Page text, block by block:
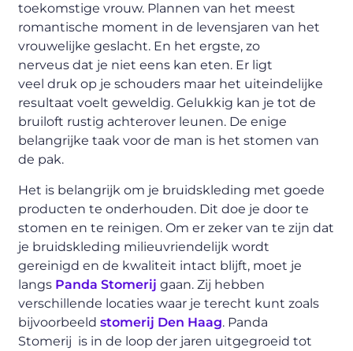
toekomstige vrouw. P lannen van het meest
romantische moment in de levensjaren van het
vrouwelijke geslacht. En het ergste, zo
nerveus dat je niet eens kan eten. Er ligt
veeldrukop je schouders maar het uiteindelijke
resultaat voelt geweldig. Gelukkig kan je tot de
bruiloft rustig achterover leunen. De enige
belangrijke taak voor de man is het stomen van
de pak.
Het is belangrijk om je bruidskleding met goede
producten te onderhouden. Dit doe je door te
stomen en te reinigen. Om er zeker van te zijn dat
je bruidskleding milieuvriendelijk wordt
gereinigd en de kwaliteit intact blijft, moet je
langs Panda Stomerij gaan. Zij hebben
verschillende locaties waar je terecht kunt zoals
bijvoorbeeldstomerij Den Haag. Panda
Stomerij is in de loop der jaren uitgegroeid tot